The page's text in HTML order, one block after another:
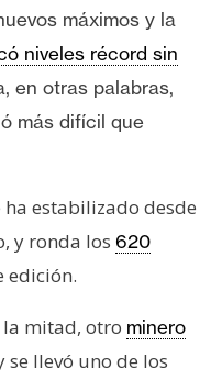
máximos y la
niveles récord sin
en otras palabras,
más difícil que
ha estabilizado desde
y ronda los 620
edición.
la mitad, otro minero
se llevó uno de los